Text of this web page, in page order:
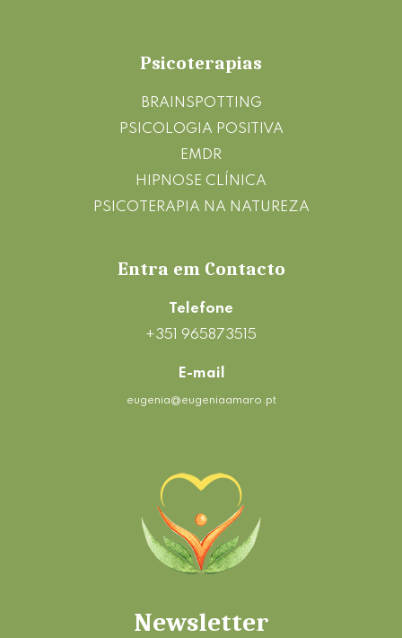
Psicoterapias
BRAINSPOTTING
PSICOLOGIA POSITIVA
EMDR
HIPNOSE CLÍNICA
PSICOTERAPIA NA NATUREZA
Entra em Contacto
Telefone
+351 965873515
E-mail
eugenia@eugeniaamaro.pt
Newsletter